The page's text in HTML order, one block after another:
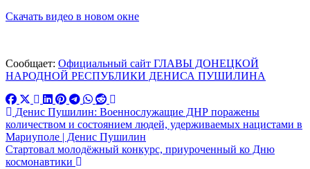
Скачать видео в новом окне
Сообщает: Официальный сайт ГЛАВЫ ДОНЕЦКОЙ
НАРОДНОЙ РЕСПУБЛИКИ ДЕНИСА ПУШИЛИНА
Навигация
по
записям
Денис Пушилин: Военнослужащие ДНР поражены
количеством и состоянием людей, удерживаемых нацистами в
Мариуполе | Денис Пушилин
Стартовал молодёжный конкурс, приуроченный ко Дню
космонавтики